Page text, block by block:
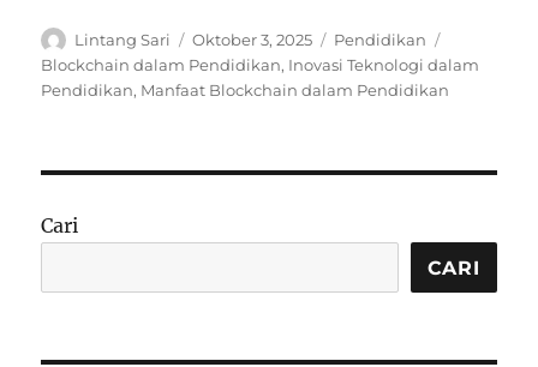
Author
Lintang Sari
Posted
on
Oktober 3, 2025 Categories
Pendidikan
Blockchain dalam Pendidikan, Inovasi Teknologi dalam
Pendidikan, Manfaat Blockchain dalam Pendidikan
Cari
CARI